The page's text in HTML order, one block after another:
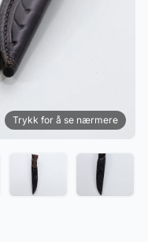
Trykk for å se nærmere